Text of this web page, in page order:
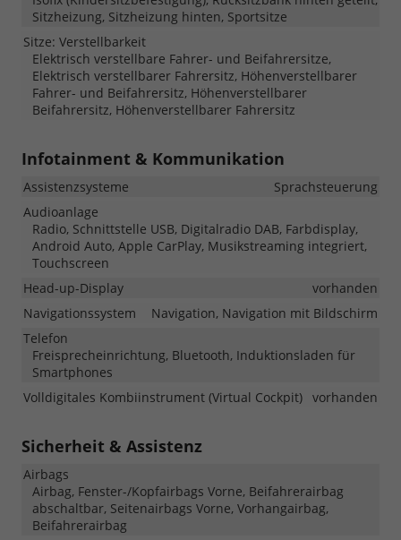
Sitzheizung, Sitzheizung hinten, Sportsitze
Sitze: Verstellbarkeit
Elektrisch verstellbare Fahrer- und Beifahrersitze,
Elektrisch verstellbarer Fahrersitz, Höhenverstellbarer
Fahrer- und Beifahrersitz, Höhenverstellbarer
Beifahrersitz, Höhenverstellbarer Fahrersitz
Infotainment & Kommunikation
Assistenzsysteme
Sprachsteuerung
Audioanlage
Radio, Schnittstelle USB, Digitalradio DAB, Farbdisplay,
Android Auto, Apple CarPlay, Musikstreaming integriert,
Touchscreen
Head-up-Display
vorhanden
Navigationssystem
Navigation, Navigation mit Bildschirm
Telefon
Freisprecheinrichtung, Bluetooth, Induktionsladen für
Smartphones
Volldigitales Kombiinstrument (Virtual Cockpit) vorhanden
Sicherheit & Assistenz
Airbags
Airbag, Fenster-/Kopfairbags Vorne, Beifahrerairbag
abschaltbar, Seitenairbags Vorne, Vorhangairbag,
Beifahrerairbag